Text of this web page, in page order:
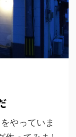
やっていま